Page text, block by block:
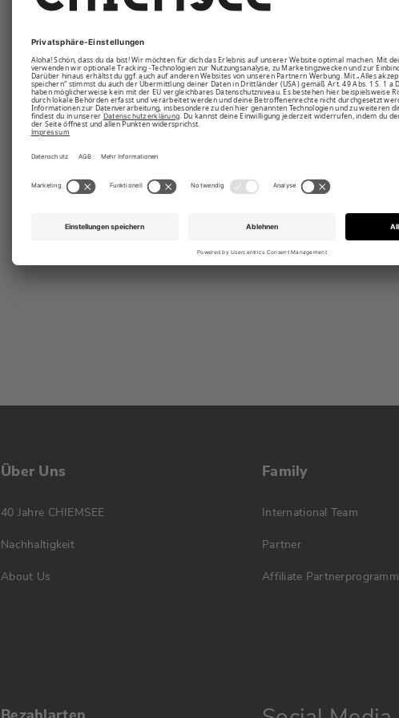
knapp geschnittenes Höschen mit 2 Bändern an der
Seite
Zierbänder am Oberteil
Über Uns
40 Jahre CHIEMSEE
Nachhaltigkeit
About Us
Family
International Team
Partner
Affiliate Partnerprogramm